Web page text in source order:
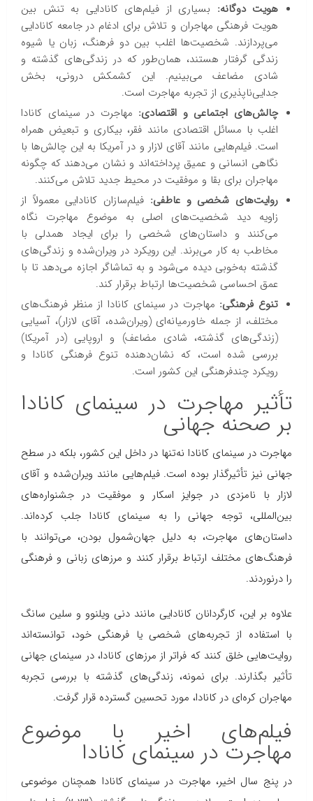
هویت دوگانه: بسیاری از فیلم‌های کانادایی به تنش بین
هویت فرهنگی مهاجران و تلاش برای ادغام در جامعه کانادایی
می‌پردازند. شخصیت‌ها اغلب بین دو فرهنگ، زبان یا شیوه
زندگی گرفتار هستند، همان‌طور که در زندگی‌های گذشته و
شادی مضاعف می‌بینیم. این کشمکش درونی، بخش
جدایی‌ناپذیری از تجربه مهاجرت است.
چالش‌های اجتماعی و اقتصادی: مهاجرت در سینمای کانادا
اغلب با مسائل اقتصادی مانند فقر، بیکاری و تبعیض همراه
است. فیلم‌هایی مانند آقای لازار و در آمریکا به این چالش‌ها با
نگاهی انسانی و عمیق پرداخته‌اند و نشان می‌دهند که چگونه
مهاجران برای بقا و موفقیت در محیط جدید تلاش می‌کنند.
روایت‌های شخصی و عاطفی: فیلم‌سازان کانادایی معمولاً از
زاویه دید شخصیت‌های اصلی به موضوع مهاجرت نگاه
می‌کنند و داستان‌های شخصی را برای ایجاد همدلی با
مخاطب به کار می‌برند. این رویکرد در ویران‌شده و زندگی‌های
گذشته به‌خوبی دیده می‌شود و به تماشاگر اجازه می‌دهد تا با
عمق احساسی شخصیت‌ها ارتباط برقرار کند.
تنوع فرهنگی: مهاجرت در سینمای کانادا از منظر فرهنگ‌های
مختلف، از جمله خاورمیانه‌ای (ویران‌شده، آقای لازار)، آسیایی
(زندگی‌های گذشته، شادی مضاعف) و اروپایی (در آمریکا)
بررسی شده است، که نشان‌دهنده تنوع فرهنگی کانادا و
رویکرد چندفرهنگی این کشور است.
تأثیر مهاجرت در سینمای کانادا
بر صحنه جهانی
مهاجرت در سینمای کانادا نه‌تنها در داخل این کشور، بلکه در سطح
جهانی نیز تأثیرگذار بوده است. فیلم‌هایی مانند ویران‌شده و آقای
لازار با نامزدی در جوایز اسکار و موفقیت در جشنواره‌های
بین‌المللی، توجه جهانی را به سینمای کانادا جلب کرده‌اند.
داستان‌های مهاجرت، به دلیل جهان‌شمول بودن، می‌توانند با
فرهنگ‌های مختلف ارتباط برقرار کنند و مرزهای زبانی و فرهنگی
را درنوردند.
علاوه بر این، کارگردانان کانادایی مانند دنی ویلنوو و سلین سانگ
با استفاده از تجربه‌های شخصی یا فرهنگی خود، توانسته‌اند
روایت‌هایی خلق کنند که فراتر از مرزهای کانادا، در سینمای جهانی
تأثیر بگذارند. برای نمونه، زندگی‌های گذشته با بررسی تجربه
مهاجران کره‌ای در کانادا، مورد تحسین گسترده قرار گرفت.
فیلم‌های اخیر با موضوع
مهاجرت در سینمای کانادا
در پنج سال اخیر، مهاجرت در سینمای کانادا همچنان موضوعی